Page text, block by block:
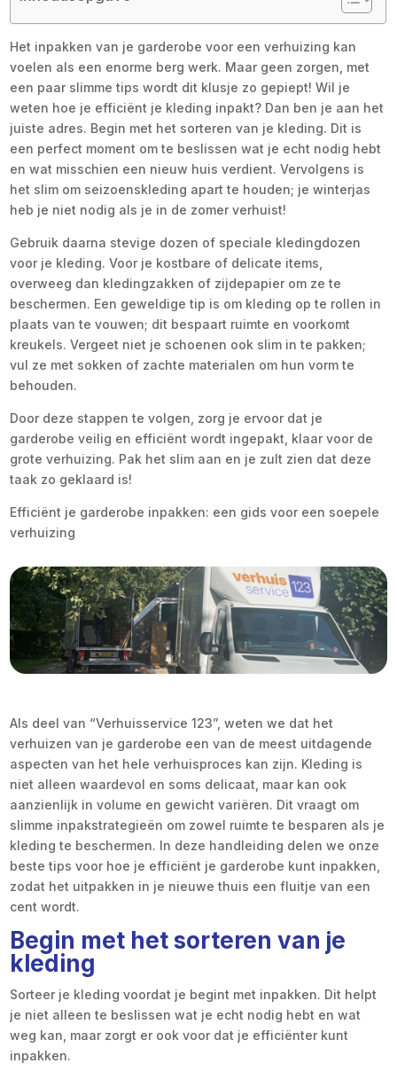
Het inpakken van je garderobe voor een verhuizing kan
voelen als een enorme berg werk. Maar geen zorgen, met
een paar slimme tips wordt dit klusje zo gepiept! Wil je
weten hoe je efficiënt je kleding inpakt? Dan ben je aan het
juiste adres. Begin met het sorteren van je kleding. Dit is
een perfect moment om te beslissen wat je echt nodig hebt
en wat misschien een nieuw huis verdient. Vervolgens is
het slim om seizoenskleding apart te houden; je winterjas
heb je niet nodig als je in de zomer verhuist!
Gebruik daarna stevige dozen of speciale kledingdozen
voor je kleding. Voor je kostbare of delicate items,
overweeg dan kledingzakken of zijdepapier om ze te
beschermen. Een geweldige tip is om kleding op te rollen in
plaats van te vouwen; dit bespaart ruimte en voorkomt
kreukels. Vergeet niet je schoenen ook slim in te pakken;
vul ze met sokken of zachte materialen om hun vorm te
behouden.
Door deze stappen te volgen, zorg je ervoor dat je
garderobe veilig en efficiënt wordt ingepakt, klaar voor de
grote verhuizing. Pak het slim aan en je zult zien dat deze
taak zo geklaard is!
Efficiënt je garderobe inpakken: een gids voor een soepele
verhuizing
Als deel van “Verhuisservice 123”, weten we dat het
verhuizen van je garderobe een van de meest uitdagende
aspecten van het hele verhuisproces kan zijn. Kleding is
niet alleen waardevol en soms delicaat, maar kan ook
aanzienlijk in volume en gewicht variëren. Dit vraagt om
slimme inpakstrategieën om zowel ruimte te besparen als je
kleding te beschermen. In deze handleiding delen we onze
beste tips voor hoe je efficiënt je garderobe kunt inpakken,
zodat het uitpakken in je nieuwe thuis een fluitje van een
cent wordt.
Begin met het sorteren van je
kleding
Sorteer je kleding voordat je begint met inpakken. Dit helpt
je niet alleen te beslissen wat je echt nodig hebt en wat
weg kan, maar zorgt er ook voor dat je efficiënter kunt
inpakken.